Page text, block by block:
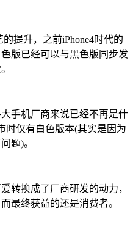
提升，之前iPhone4时代的
版已经可以与黑色版同步发
手机厂商来说已经不再是什
时仅有白色版本(其实是因为
题)。
转换成了厂商研发的动力，
最终获益的还是消费者。